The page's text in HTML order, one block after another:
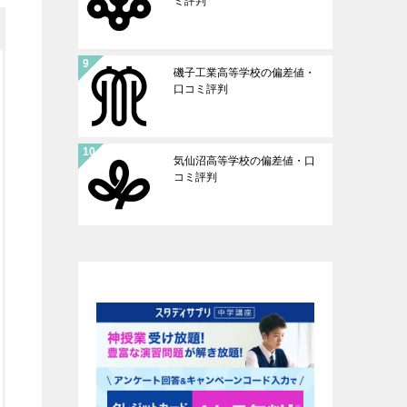
磯子工業高等学校の偏差値・
口コミ評判
気仙沼高等学校の偏差値・口
コミ評判